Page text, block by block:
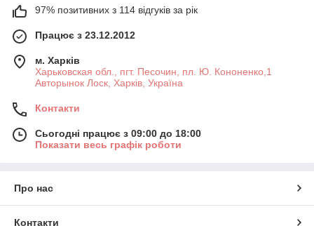
97% позитивних з 114 відгуків за рік
Працює з 23.12.2012
м. Харків
Харьковская обл., пгт. Песочин, пл. Ю. Кононенко,1
Авторынок Лоск, Харків, Україна
Контакти
Сьогодні працює з 09:00 до 18:00
Показати весь графік роботи
Про нас
Контакти